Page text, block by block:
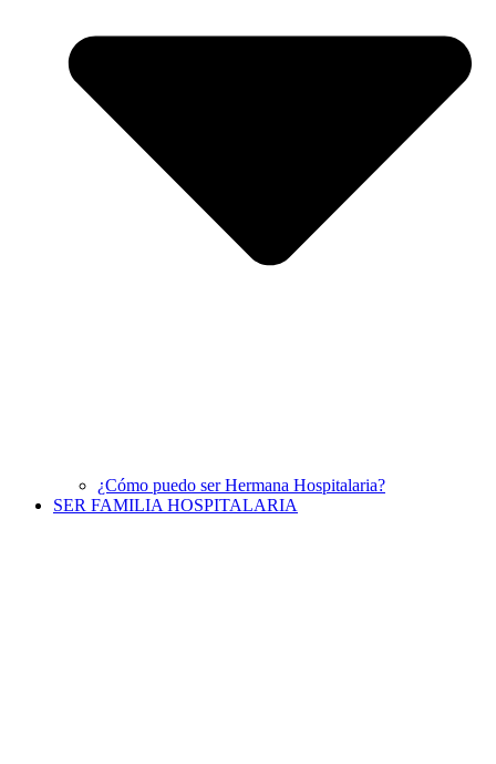
¿Cómo puedo ser Hermana Hospitalaria?
SER FAMILIA HOSPITALARIA